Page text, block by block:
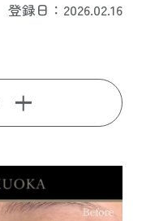
登録日：2026.02.16